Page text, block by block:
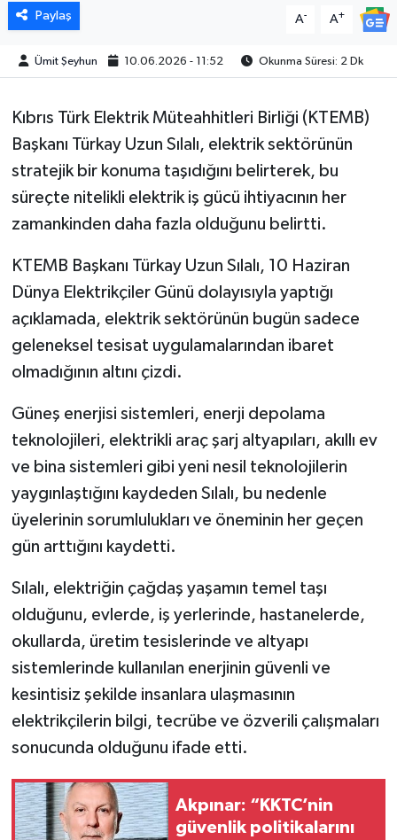
Paylaş A- A+
Ümit Şeyhun 10.06.2026 - 11:52 Okunma Süresi: 2 Dk
Kıbrıs Türk Elektrik Müteahhitleri Birliği (KTEMB)
Başkanı Türkay Uzun Sılalı, elektrik sektörünün
stratejik bir konuma taşıdığını belirterek, bu
süreçte nitelikli elektrik iş gücü ihtiyacının her
zamankinden daha fazla olduğunu belirtti.
KTEMB Başkanı Türkay Uzun Sılalı, 10 Haziran
Dünya Elektrikçiler Günü dolayısıyla yaptığı
açıklamada, elektrik sektörünün bugün sadece
geleneksel tesisat uygulamalarından ibaret
olmadığının altını çizdi.
Güneş enerjisi sistemleri, enerji depolama
teknolojileri, elektrikli araç şarj altyapıları, akıllı ev
ve bina sistemleri gibi yeni nesil teknolojilerin
yaygınlaştığını kaydeden Sılalı, bu nedenle
üyelerinin sorumlulukları ve öneminin her geçen
gün arttığını kaydetti.
Sılalı, elektriğin çağdaş yaşamın temel taşı
olduğunu, evlerde, iş yerlerinde, hastanelerde,
okullarda, üretim tesislerinde ve altyapı
sistemlerinde kullanılan enerjinin güvenli ve
kesintisiz şekilde insanlara ulaşmasının
elektrikçilerin bilgi, tecrübe ve özverili çalışmaları
sonucunda olduğunu ifade etti.
Akpınar: “KKTC’nin
güvenlik politikalarını